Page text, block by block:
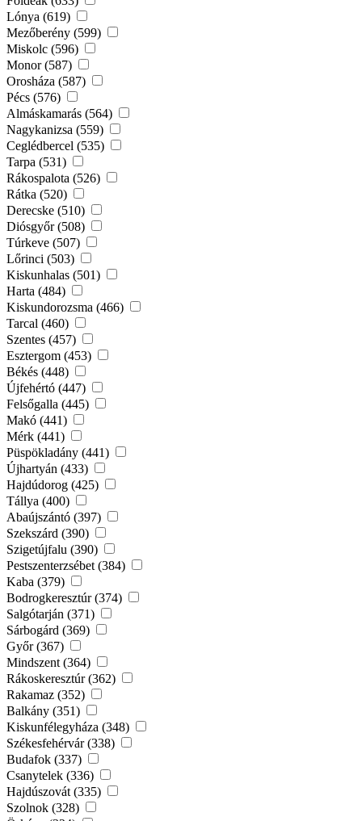
Lónya (619)
Mezőberény (599)
Miskolc (596)
Monor (587)
Orosháza (587)
Pécs (576)
Almáskamarás (564)
Nagykanizsa (559)
Ceglédbercel (535)
Tarpa (531)
Rákospalota (526)
Rátka (520)
Derecske (510)
Diósgyőr (508)
Túrkeve (507)
Lőrinci (503)
Kiskunhalas (501)
Harta (484)
Kiskundorozsma (466)
Tarcal (460)
Szentes (457)
Esztergom (453)
Békés (448)
Újfehértó (447)
Felsőgalla (445)
Makó (441)
Mérk (441)
Püspökladány (441)
Újhartyán (433)
Hajdúdorog (425)
Tállya (400)
Abaújszántó (397)
Szekszárd (390)
Szigetújfalu (390)
Pestszenterzsébet (384)
Kaba (379)
Bodrogkeresztúr (374)
Salgótarján (371)
Sárbogárd (369)
Győr (367)
Mindszent (364)
Rákoskeresztúr (362)
Rakamaz (352)
Balkány (351)
Kiskunfélegyháza (348)
Székesfehérvár (338)
Budafok (337)
Csanytelek (336)
Hajdúszovát (335)
Szolnok (328)